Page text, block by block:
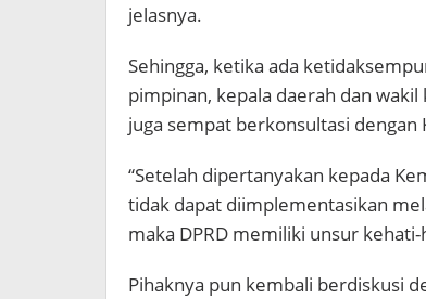
jelasnya.
Sehingga, ketika ada
pimpinan, kepala daerah dan
juga sempat berkonsultasi dengan
“Setelah dipertanyakan kepada
tidak dapat diimplementasikan
maka DPRD memiliki unsur
Pihaknya pun kembali berdiskusi